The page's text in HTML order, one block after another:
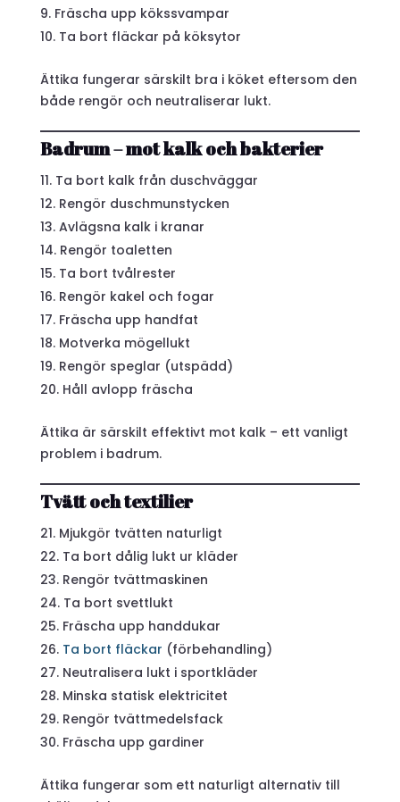
Fräscha upp kökssvampar
Ta bort fläckar på köksytor
Ättika fungerar särskilt bra i köket eftersom den
både rengör och neutraliserar lukt.
Badrum – mot kalk och bakterier
Ta bort kalk från duschväggar
Rengör duschmunstycken
Avlägsna kalk i kranar
Rengör toaletten
Ta bort tvålrester
Rengör kakel och fogar
Fräscha upp handfat
Motverka mögellukt
Rengör speglar (utspädd)
Håll avlopp fräscha
Ättika är särskilt effektivt mot kalk – ett vanligt
problem i badrum.
Tvätt och textilier
Mjukgör tvätten naturligt
Ta bort dålig lukt ur kläder
Rengör tvättmaskinen
Ta bort svettlukt
Fräscha upp handdukar
Ta bort fläckar (förbehandling)
Neutralisera lukt i sportkläder
Minska statisk elektricitet
Rengör tvättmedelsfack
Fräscha upp gardiner
Ättika fungerar som ett naturligt alternativ till